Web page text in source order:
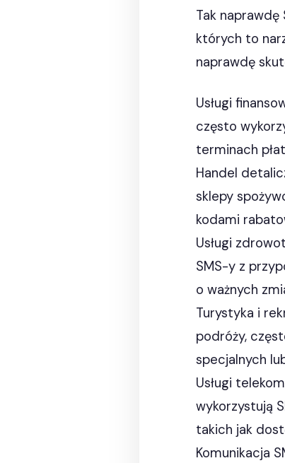
Tak naprawdę
których to
naprawdę
Usługi
często
terminach
Handel
sklepy
kodami
Usługi
SMS-y z
o ważnych
Turystyka i
podróży,
specjalnych
Usługi
wykorzystują
takich jak
Komunikacja